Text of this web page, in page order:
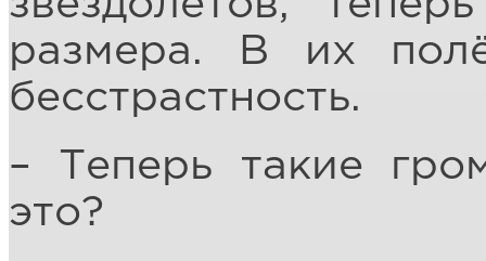
размера. В их
бесстрастность.
– Теперь такие
это?